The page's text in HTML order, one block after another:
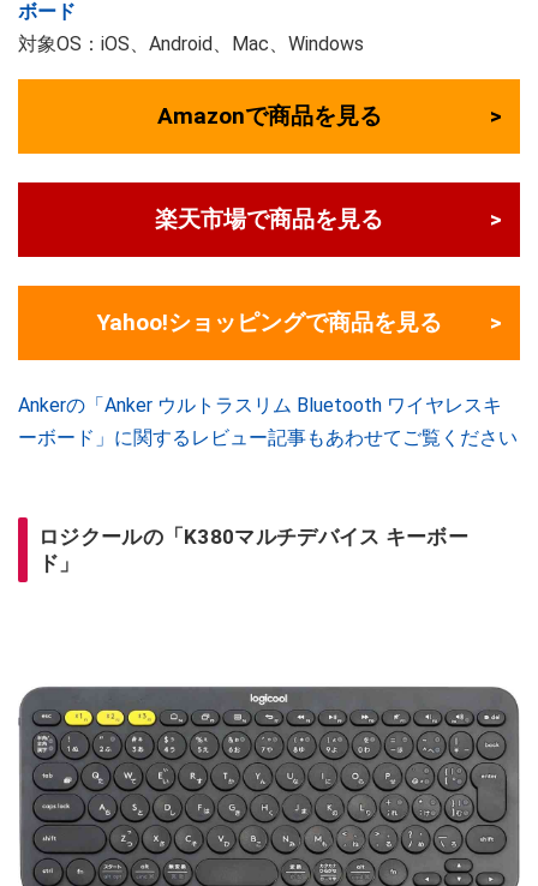
ボード
対象OS：iOS、Android、Mac、Windows
Amazonで商品を見る
楽天市場で商品を見る
Yahoo!ショッピングで商品を見る
Ankerの「Anker ウルトラスリム Bluetooth ワイヤレスキ
ーボード」に関するレビュー記事もあわせてご覧ください
ロジクールの「K380マルチデバイス キーボー
ド」